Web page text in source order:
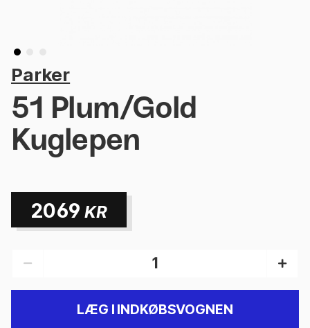
Parker
51 Plum/Gold
Kuglepen
2069 KR
LÆG I INDKØBSVOGNEN